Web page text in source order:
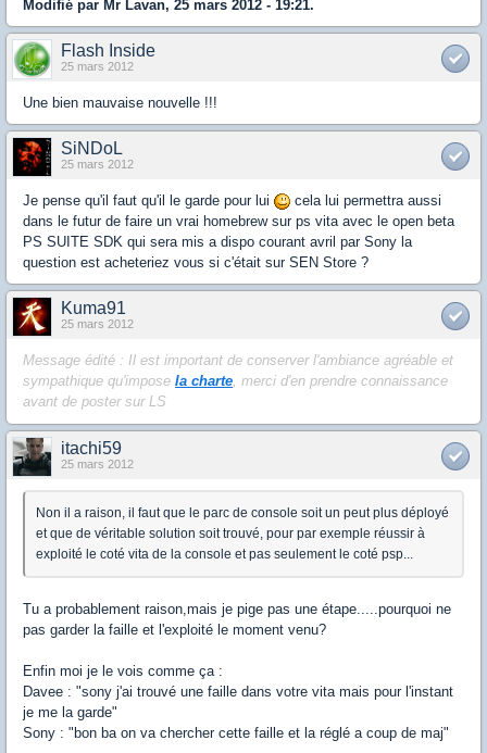
Modifié par Mr Lavan, 25 mars 2012 - 19:21.
Flash Inside
25 mars 2012
Une bien mauvaise nouvelle !!!
SiNDoL
25 mars 2012
Je pense qu'il faut qu'il le garde pour lui
cela lui permettra aussi
dans le futur de faire un vrai homebrew sur ps vita avec le open beta
PS SUITE SDK qui sera mis a dispo courant avril par Sony la
question est acheteriez vous si c'était sur SEN Store ?
Kuma91
25 mars 2012
Message édité : Il est important de conserver l'ambiance agréable et
sympathique qu'impose la charte , merci d'en prendre connaissance
avant de poster sur LS
itachi59
25 mars 2012
Non il a raison, il faut que le parc de console soit un peut plus déployé
et que de véritable solution soit trouvé, pour par exemple réussir à
exploité le coté vita de la console et pas seulement le coté psp...
Tu a probablement raison,mais je pige pas une étape.....pourquoi ne
pas garder la faille et l'exploité le moment venu?
Enfin moi je le vois comme ça :
Davee : "sony j'ai trouvé une faille dans votre vita mais pour l'instant
je me la garde"
Sony : "bon ba on va chercher cette faille et la réglé a coup de maj"